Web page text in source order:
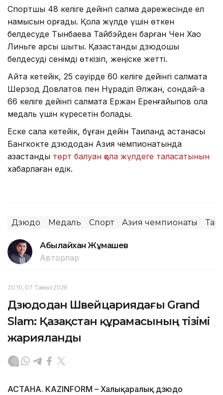
Спортшы 48 келіге дейінгі салмақ дәрежесінде ел
намысын қорғады. Қола жүлде үшін өткен
белдесуде Тынбаева Тайбэйден барған Чен Хао
Линьге қарсы шықты. Қазақстандық дзюдошы
белдесуді сенімді өткізіп, жеңіске жетті.
Айта кетейік, 25 сәуірде 60 келіге дейінгі салмақта
Шерзод Довлатов пен Нұраділ Әлжан, сондай-ақ
66 келіге дейінгі салмақта Ержан Еренғайыпов қола
медаль үшін күресетін болады.
Еске сала кетейік, бұған дейін Таиланд астанасы
Бангкокте дзюдодан Азия чемпионатында
қазақстандық төрт балуан қола жүлдеге таласатынын
хабарлаған едік.
Дзюдо Медаль Спорт Азия чемпионаты
Абылайхан Жұмашев
Авторлар
20:10, 07 Тамыз 2026
Дзюдодан Швейцариядағы Grand
Slam: Қазақстан құрамасының тізімі
жарияланды
АСТАНА. KAZINFORM – Халықаралық дзюдо